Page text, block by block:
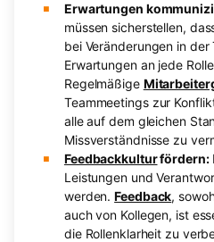
Erwartungen
müssen sicherstellen,
bei Veränderungen in
Erwartungen an jede
Regelmäßige
Teammeetings zur
alle auf dem gleichen
Missverständnisse zu
Feedbackkulturfördern:
Leistungen und
werden.Feedback,
auch von Kollegen, ist
die Rollenklarheit zu